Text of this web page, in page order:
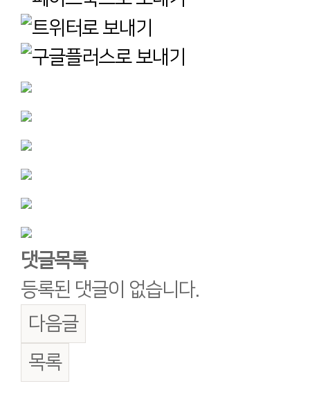
댓글목록
등록된 댓글이 없습니다.
다음글
목록